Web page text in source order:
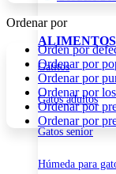
ALIMENTOS
Gatitos
Gatos adultos
Gatos senior
Húmeda para
Ordenar por
Orden por
Ordenar por
Ordenar por
Ordenar por
Ordenar por
Ordenar por